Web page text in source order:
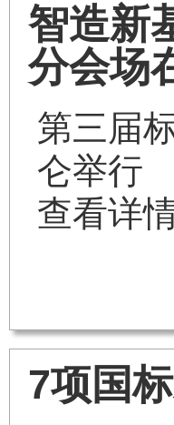
智造新
分会场
第三届
仑举行
查看详
7项国